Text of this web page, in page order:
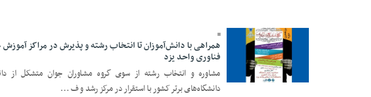
24 Mordad 1395 -
همراهی با دانش‌آموزان تا انتخاب رشته و پذیرش در مراکز
فناوری واحد یزد
مشاوره و انتخاب رشته از سوی گروه مشاوران جوان متشکل از
دانشگاه‌های برتر کشور با استقرار در مرکز رشد و ف ...